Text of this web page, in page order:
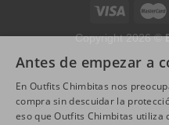
Copyright 2026 ©
Antes de empezar a
En Outfits Chimbitas nos
compra sin descuidar la
eso que Outfits Chimbitas utiliza